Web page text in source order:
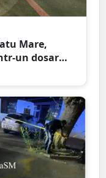
Mare,
un dosar